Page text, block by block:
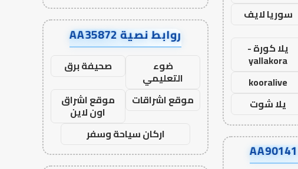
سوريا لايف
يلا كورة -
yallakora
kooralive
يلا شوت
روابط نصية AA35872
ضوء
التعليمي
صحيفة برق
موقع اشراقات
موقع اشراق
اون لاين
اركان سياحة وسفر